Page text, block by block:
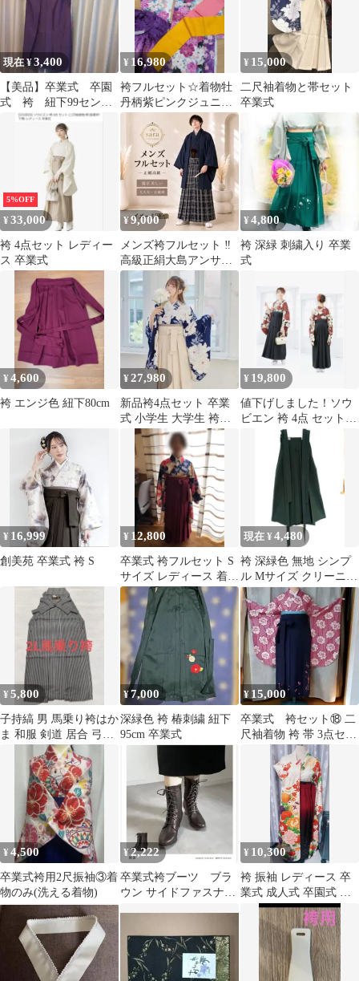
現在 ¥3,400
【美品】卒業式 卒園
式 袴 紐下99セン
チ スカートタイプ
¥ 16,980
袴フルセット☆着物牡
丹柄紫ピンクジュニア
卒業式正装発表会ドレ
ス長襦袢小物
¥ 15,000
二尺袖着物と帯セット
卒業式
5%OFF
¥33,000
袴 4点セット レディー
ス 卒業式
¥9,000
メンズ袴フルセット ‼️
高級正絹大島アンサン
ブル 袴チェック 小
学生卒業式
¥4,800
袴 深緑 刺繍入り 卒業
式
¥4,600
袴 エンジ色 紐下80cm
¥27,980
新品袴4点セット 卒業
式 小学生 大学生 袴セ
ット ネイビー 紺地
63IV
¥ 19,800
値下げしました！ソウ
ビエン 袴 4点 セット
レディース 牡丹 花唐
草 小振袖
¥ 16,999
創美苑 卒業式 袴 S
¥ 12,800
卒業式 袴フルセット S
サイズ レディース 着
物・長襦袢・小物付き
靴なし
現在 ¥ 4,480
袴 深緑色 無地 シンプ
ル Mサイズ クリーニン
グ済 2回着用
¥5,800
子持縞 男 馬乗り袴はか
ま 和服 剣道 居合 弓道
成人式 卒業式
¥7,000
深緑色 袴 椿刺繍 紐下
95cm 卒業式
¥ 15,000
卒業式 袴セット⑱ 二
尺袖着物 袴 帯 3点セッ
ト ピンク 花柄 紺
¥4,500
卒業式袴用2尺振袖③着
物のみ(洗える着物)
¥2,222
卒業式袴ブーツ ブラ
ウン サイドファスナー
¥ 10,300
袴 振袖 レディース 卒
業式 成人式 卒園式 ま
とめ売り セット売り